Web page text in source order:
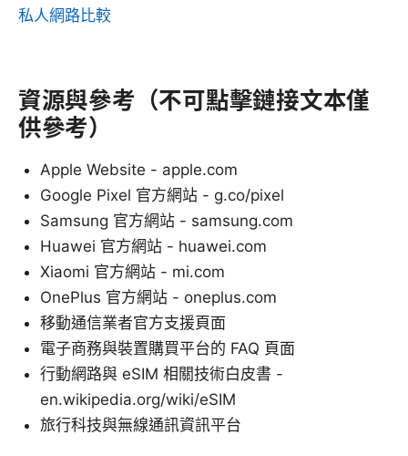
私人網路比較
資源與參考（不可點擊鏈接文本僅
供參考）
Apple Website - apple.com
Google Pixel 官方網站 - g.co/pixel
Samsung 官方網站 - samsung.com
Huawei 官方網站 - huawei.com
Xiaomi 官方網站 - mi.com
OnePlus 官方網站 - oneplus.com
移動通信業者官方支援頁面
電子商務與裝置購買平台的 FAQ 頁面
行動網路與 eSIM 相關技術白皮書 -
en.wikipedia.org/wiki/eSIM
旅行科技與無線通訊資訊平台